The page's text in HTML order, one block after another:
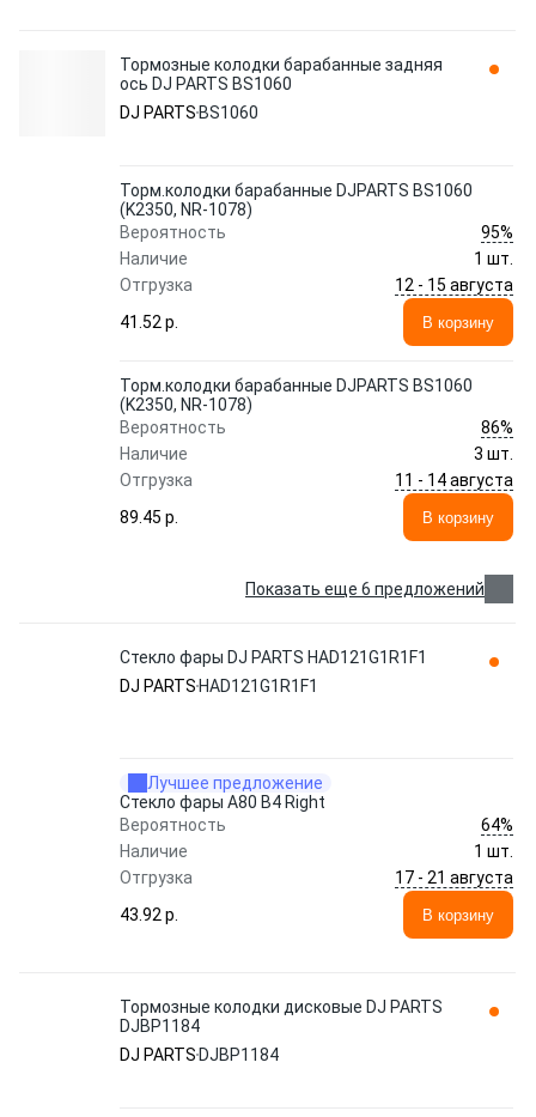
Тормозные колодки барабанные задняя
ось DJ PARTS BS1060
DJ PARTS BS1060
Торм.колодки барабанные DJPARTS BS1060
(K2350, NR-1078)
Вероятность
95%
Наличие
1 шт.
Отгрузка
12 - 15 августа
41.52 p.
В корзину
Торм.колодки барабанные DJPARTS BS1060
(K2350, NR-1078)
Вероятность
86%
Наличие
3 шт.
Отгрузка
11 - 14 августа
89.45 p.
В корзину
Показать еще 6 предложений
Стекло фары DJ PARTS HAD121G1R1F1
DJ PARTS HAD121G1R1F1
Лучшее предложение
Стекло фары A80 B4 Right
Вероятность
64%
Наличие
1 шт.
Отгрузка
17 - 21 августа
43.92 p.
В корзину
Тормозные колодки дисковые DJ PARTS
DJBP1184
DJ PARTS DJBP1184